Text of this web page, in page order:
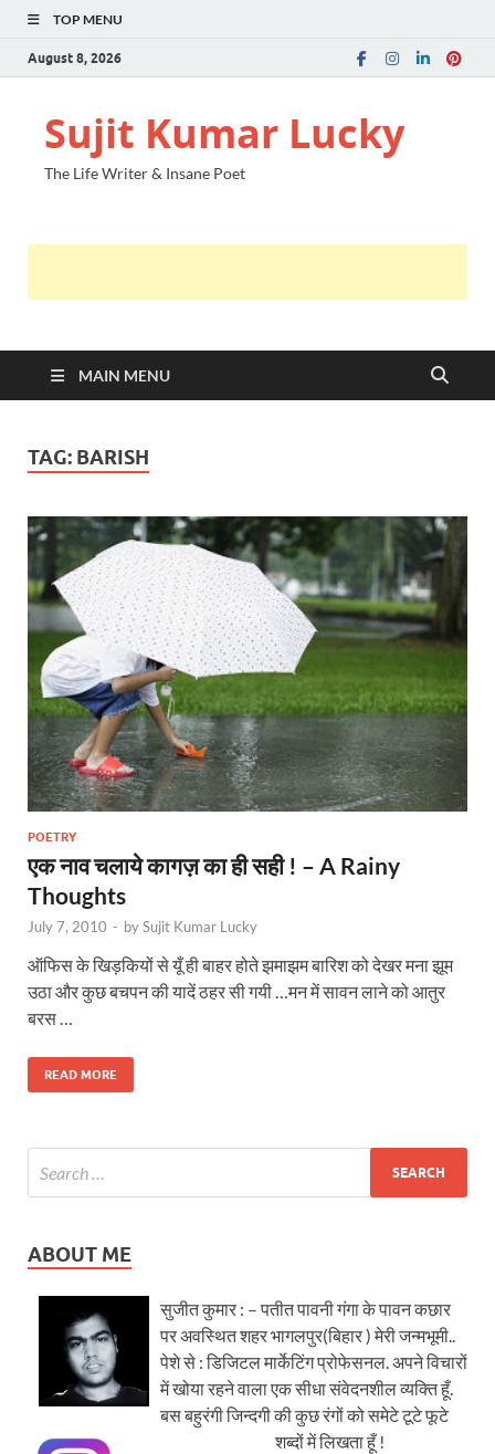
TOP MENU
August 8, 2026
Sujit Kumar Lucky
The Life Writer & Insane Poet
MAIN MENU
TAG: BARISH
POETRY
एक नाव चलाये कागज़ का ही सही ! – A Rainy
Thoughts
July 7, 2010 - bySujit Kumar Lucky
ऑफिस के खिड़कियों से यूँ ही बाहर होते झमाझम बारिश को देखर मना झूम
उठा और कुछ बचपन की यादें ठहर सी गयी …मन में सावन लाने को आतुर
बरस …
READ MORE
ABOUT ME
सुजीत कुमार : – पतीत पावनी गंगा के पावन कछार
पर अवस्थित शहर भागलपुर(बिहार ) मेरी जन्मभूमी..
पेशे से : डिजिटल मार्केटिंग प्रोफेसनल. अपने विचारों
में खोया रहने वाला एक सीधा संवेदनशील व्यक्ति हूँ.
बस बहुरंगी जिन्दगी की कुछ रंगों को समेटे टूटे फूटे
शब्दों में लिखता हूँ !